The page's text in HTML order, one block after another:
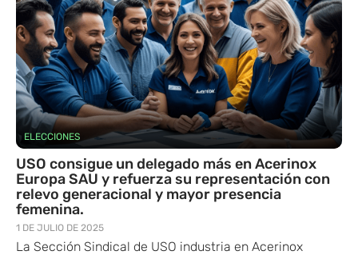
ELECCIONES
USO consigue un delegado más en Acerinox
Europa SAU y refuerza su representación con
relevo generacional y mayor presencia
femenina.
1 DE JULIO DE 2025
La Sección Sindical de USO industria en Acerinox